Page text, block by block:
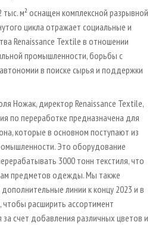
м² оснащен комплексной разрывной
цикла отражает социальные и
Renaissance Textile в отношении
промышленности, борьбы с
в поиске сырья и поддержки
Ножак, директор Renaissance Textile,
по переработке предназначена для
которые в основном поступают из
Это оборудование
3000 тонн текстиля, что
предметов одежды. Мы также
линии к концу 2023 и в
чтобы расширить ассортимент
счет добавления различных цветов и